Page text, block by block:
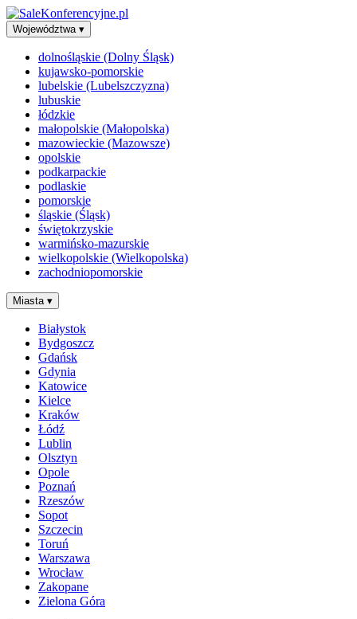
Województwa ▾
dolnośląskie (Dolny Śląsk)
kujawsko-pomorskie
lubelskie (Lubelszczyzna)
lubuskie
łódzkie
małopolskie (Małopolska)
mazowieckie (Mazowsze)
opolskie
podkarpackie
podlaskie
pomorskie
śląskie (Śląsk)
świętokrzyskie
warmińsko-mazurskie
wielkopolskie (Wielkopolska)
zachodniopomorskie
Miasta ▾
Białystok
Bydgoszcz
Gdańsk
Gdynia
Katowice
Kielce
Kraków
Łódź
Lublin
Olsztyn
Opole
Poznań
Rzeszów
Sopot
Szczecin
Toruń
Warszawa
Wrocław
Zakopane
Zielona Góra